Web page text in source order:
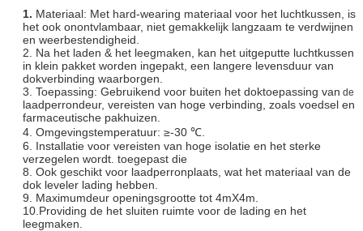
1. Materiaal: Met hard-wearing materiaal voor het luchtkussen, is
het ook onontvlambaar, niet gemakkelijk langzaam te verdwijnen
en weerbestendigheid
2. Na het laden & het leegmaken, kan het uitgeputte luchtkussen
in klein pakket worden ingepakt, een langere levensduur van
dokverbinding waarborgen.
3. Toepassing: Gebruikend voor buiten het doktoepassing van de
laadperrondeur, vereisten van hoge verbinding, zoals voedsel en
farmaceutische pakhuizen.
4. Omgevingstemperatuur: ≥-30 ℃.
6. Installatie voor vereisten van hoge isolatie en het sterke
verzegelen wordt. toegepast die
8. Ook geschikt voor laadperronplaats, wat het materiaal van de
dok leveler lading hebben.
9. Maximumdeur openingsgrootte tot 4mX4m.
10.Providing de het sluiten ruimte voor de lading en het
leegmaken.